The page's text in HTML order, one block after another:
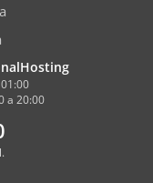
a 20:00